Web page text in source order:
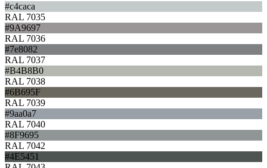
#c4caca
RAL 7035
#9A9697
RAL 7036
#7e8082
RAL 7037
#B4B8B0
RAL 7038
#6B695F
RAL 7039
#9aa0a7
RAL 7040
#8F9695
RAL 7042
#4E5451